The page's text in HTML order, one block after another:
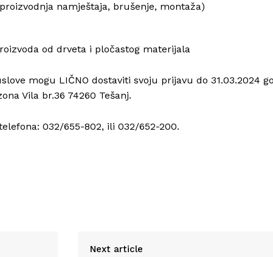
namještaja, brušenje, montaža)
od drveta i pločastog materijala
mogu LIČNO dostaviti svoju prijavu do 31.03.2024
Vila br.36 74260 Tešanj.
032/655-802, ili 032/652-200.
Next article